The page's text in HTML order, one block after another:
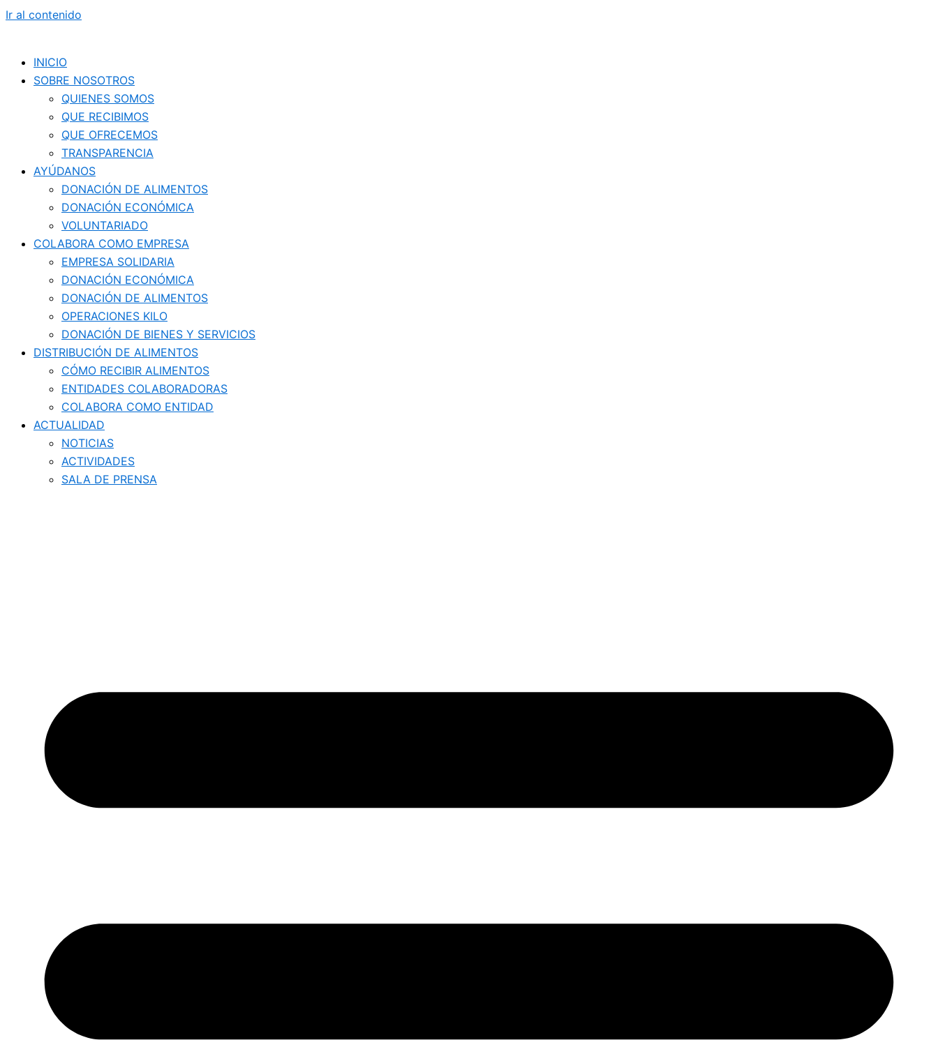
Ir al contenido
INICIO
SOBRE NOSOTROS
QUIENES SOMOS
QUE RECIBIMOS
QUE OFRECEMOS
TRANSPARENCIA
AYÚDANOS
DONACIÓN DE ALIMENTOS
DONACIÓN ECONÓMICA
VOLUNTARIADO
COLABORA COMO EMPRESA
EMPRESA SOLIDARIA
DONACIÓN ECONÓMICA
DONACIÓN DE ALIMENTOS
OPERACIONES KILO
DONACIÓN DE BIENES Y SERVICIOS
DISTRIBUCIÓN DE ALIMENTOS
CÓMO RECIBIR ALIMENTOS
ENTIDADES COLABORADORAS
COLABORA COMO ENTIDAD
ACTUALIDAD
NOTICIAS
ACTIVIDADES
SALA DE PRENSA